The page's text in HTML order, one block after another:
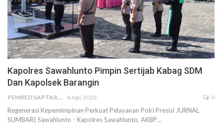
Kapolres Sawahlunto Pimpin Sertijab Kabag SDM
Dan Kapolsek Barangin
PEMRED SAPTARIUS 6 Agu 2026 0
Regenerasi Kepemimpinan Perkuat Pelayanan Polri Presisi JURNAL
SUMBAR| Sawahlunto - Kapolres Sawahlunto, AKBP…